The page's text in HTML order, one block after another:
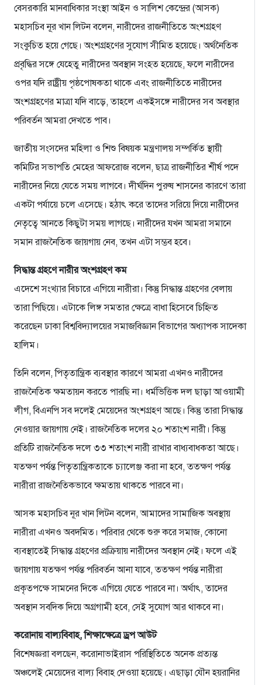
বেসরকারি মানবাধিকার সংস্থা আইন ও সালিশ কেন্দ্রের (আসক)
মহাসচিব নূর খান লিটন বলেন, নারীদের রাজনীতিতে অংশগ্রহণ
সংকুচিত হয়ে গেছে। অংশগ্রহণের সুযোগ সীমিত হয়েছে। অর্থনৈতিক
প্রবৃদ্ধির সঙ্গে যেহেতু নারীদের অবস্থান সংহত হয়েছে, ফলে নারীদের
ওপর যদি রাষ্ট্রীয় পৃষ্ঠপোষকতা থাকে এবং রাজনীতিতে নারীদের
অংশগ্রহণের মাত্রা যদি বাড়ে, তাহলে একইসঙ্গে নারীদের সব অবস্থার
পরিবর্তন আমরা দেখতে পাব।
জাতীয় সংসদের মহিলা ও শিশু বিষয়ক মন্ত্রণালয় সম্পর্কিত স্থায়ী
কমিটির সভাপতি মেহের আফরোজ বলেন, ছাত্র রাজনীতির শীর্ষ পদে
নারীদের নিয়ে যেতে সময় লাগবে। দীর্ঘদিন পুরুষ শাসনের কারণে তারা
একটা পর্যায়ে চলে এসেছে। হঠাৎ করে তাদের সরিয়ে দিয়ে নারীদের
নেতৃত্বে আনতে কিছুটা সময় লাগছে। নারীদের যখন আমরা সমানে
সমান রাজনৈতিক জায়গায় নেব, তখন এটা সম্ভব হবে।
সিদ্ধান্ত গ্রহণে নারীর অংশগ্রহণ কম
এদেশে সংখ্যার বিচারে এগিয়ে নারীরা। কিন্তু সিদ্ধান্ত গ্রহণের বেলায়
তারা পিছিয়ে। এটাকে লিঙ্গ সমতার ক্ষেত্রে বাধা হিসেবে চিহ্নিত
করেছেন ঢাকা বিশ্ববিদ্যালয়ের সমাজবিজ্ঞান বিভাগের অধ্যাপক সাদেকা
হালিম।
তিনি বলেন, পিতৃতান্ত্রিক ব্যবস্থার কারণে আমরা এখনও নারীদের
রাজনৈতিক ক্ষমতায়ন করতে পারছি না। ধর্মভিত্তিক দল ছাড়া আওয়ামী
লীগ, বিএনপি সব দলেই মেয়েদের অংশগ্রহণ আছে। কিন্তু তারা সিদ্ধান্ত
নেওয়ার জায়গায় নেই। রাজনৈতিক দলের ২০ শতাংশ নারী। কিন্তু
প্রতিটি রাজনৈতিক দলে ৩৩ শতাংশ নারী রাখার বাধ্যবাধকতা আছে।
যতক্ষণ পর্যন্ত পিতৃতান্ত্রিকতাকে চ্যালেঞ্জ করা না হবে, ততক্ষণ পর্যন্ত
নারীরা রাজনৈতিকভাবে ক্ষমতায় থাকতে পারবে না।
আসক মহাসচিব নূর খান লিটন বলেন, আমাদের সামাজিক অবস্থায়
নারীরা এখনও অবদমিত। পরিবার থেকে শুরু করে সমাজ, কোনো
ব্যবস্থাতেই সিদ্ধান্ত গ্রহণের প্রক্রিয়ায় নারীদের অবস্থান নেই। ফলে এই
জায়গায় যতক্ষণ পর্যন্ত পরিবর্তন আনা যাবে, ততক্ষণ পর্যন্ত নারীরা
প্রকৃতপক্ষে সামনের দিকে এগিয়ে যেতে পারবে না। অর্থাৎ, তাদের
অবস্থান সবদিক দিয়ে অগ্রগামী হবে, সেই সুযোগ আর থাকবে না।
করোনায় বাল্যবিবাহ, শিক্ষাক্ষেত্রে ড্রপ আউট
বিশেষজ্ঞরা বলছেন, করোনাভাইরাস পরিস্থিতিতে অনেক প্রত্যন্ত
অঞ্চলেই মেয়েদের বাল্য বিবাহ দেওয়া হয়েছে। এছাড়া যৌন হয়রানির